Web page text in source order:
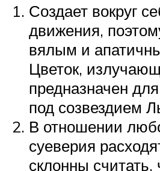
Создает вокруг
движения,
вялым и
Цветок,
предназначен
под созвездием
В отношении
суеверия
склонны считать,